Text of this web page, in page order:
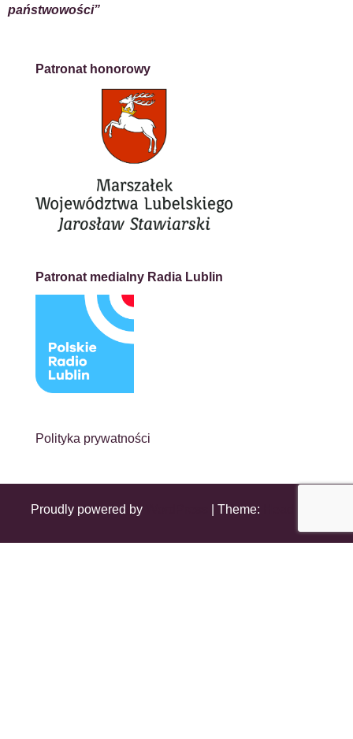
państwowości”
Patronat honorowy
Patronat medialny Radia Lublin
Polityka prywatności
Proudly powered by Theme: